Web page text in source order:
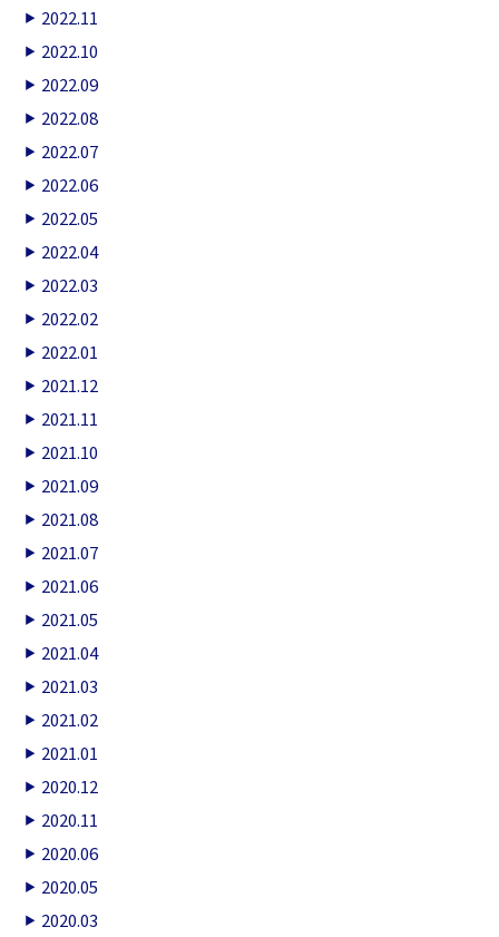
2022.11
2022.10
2022.09
2022.08
2022.07
2022.06
2022.05
2022.04
2022.03
2022.02
2022.01
2021.12
2021.11
2021.10
2021.09
2021.08
2021.07
2021.06
2021.05
2021.04
2021.03
2021.02
2021.01
2020.12
2020.11
2020.06
2020.05
2020.03